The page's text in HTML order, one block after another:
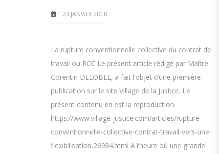
23 JANVIER 2018
La rupture conventionnelle collective du contrat de
travail ou RCC Le présent article rédigé par Maître
Corentin DELOBEL, a fait l’objet d’une première
publication sur le site Village de la Justice. Le
présent contenu en est la reproduction.
https://www.village-justice.com/articles/rupture-
conventionnelle-collective-contrat-travail-vers-une-
flexibilisation,26984.html A l’heure où une grande